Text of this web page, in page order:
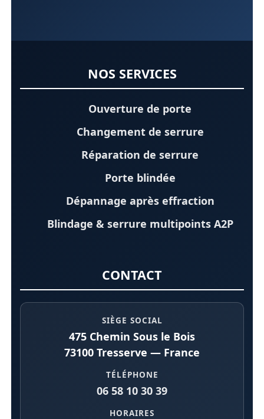
NOS SERVICES
Ouverture de porte
Changement de serrure
Réparation de serrure
Porte blindée
Dépannage après effraction
Blindage & serrure multipoints A2P
CONTACT
SIÈGE SOCIAL
475 Chemin Sous le Bois
73100 Tresserve — France
TÉLÉPHONE
06 58 10 30 39
HORAIRES